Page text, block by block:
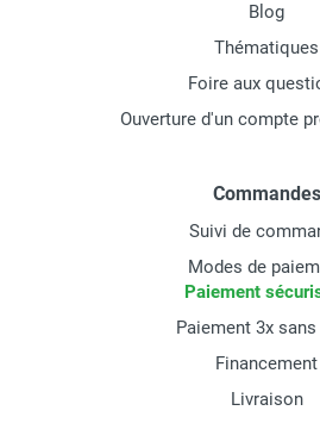
Blog
Thématiques
Foire aux
Ouverture d'un compte
Commandes
Suivi de
Modes de
Paiement
Paiement 3x
Financement
Livraison